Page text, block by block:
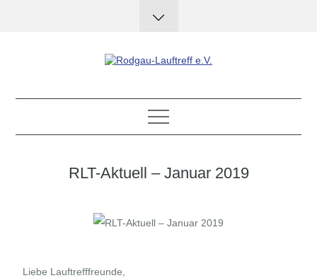
Rodgau-Lauftreff e.V.
RLT-Aktuell – Januar 2019
Liebe Lauftrefffreunde,